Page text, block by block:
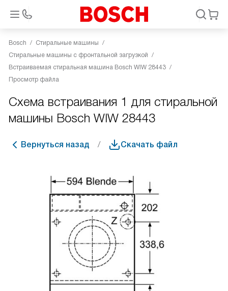
Bosch
Стиральные машины
Стиральные машины с фронтальной загрузкой
Встраиваемая стиральная машина Bosch WIW 28443
Просмотр файла
Схема встраивания 1 для стиральной
машины Bosch WIW 28443
Вернуться назад Скачать файл